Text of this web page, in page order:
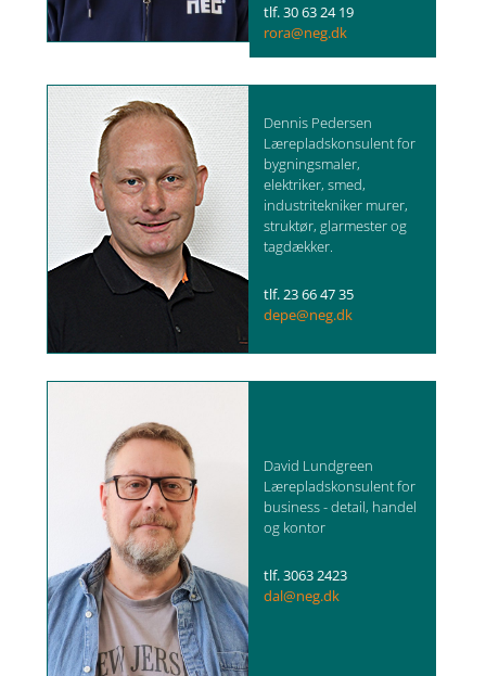
tlf. 30 63 24 19
rora@neg.dk
Dennis Pedersen
Lærepladskonsulent for
bygningsmaler,
elektriker, smed,
industritekniker murer,
struktør, glarmester og
tagdækker.
tlf. 23 66 47 35
depe@neg.dk
David Lundgreen
Lærepladskonsulent for
business - detail, handel
og kontor
tlf. 3063 2423
dal@neg.dk